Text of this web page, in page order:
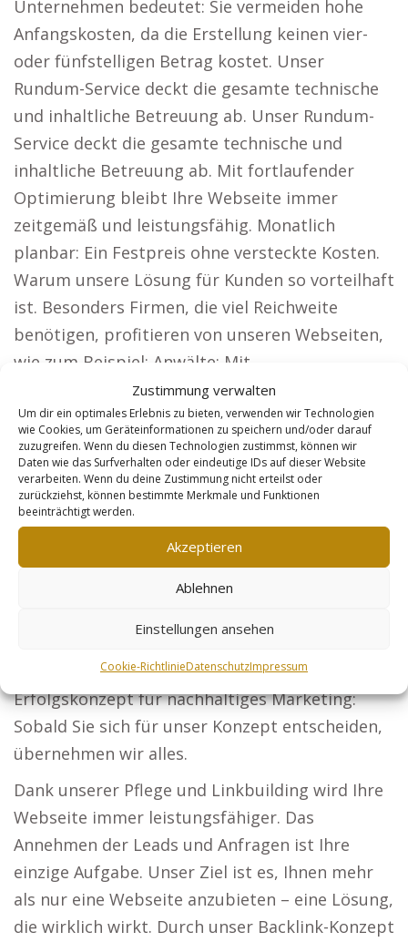
Zustimmung verwalten
Um dir ein optimales Erlebnis zu bieten, verwenden wir Technologien
wie Cookies, um Geräteinformationen zu speichern und/oder darauf
zuzugreifen. Wenn du diesen Technologien zustimmst, können wir
Daten wie das Surfverhalten oder eindeutige IDs auf dieser Website
verarbeiten. Wenn du deine Zustimmung nicht erteilst oder
zurückziehst, können bestimmte Merkmale und Funktionen
beeinträchtigt werden.
Akzeptieren
Ablehnen
Einstellungen ansehen
Cookie-RichtlinieDatenschutzImpressum
Unternehmen bedeutet: Sie vermeiden hohe
Anfangskosten, da die Erstellung keinen vier-
oder fünfstelligen Betrag kostet. Unser
Rundum-Service deckt die gesamte technische
und inhaltliche Betreuung ab. Unser Rundum-
Service deckt die gesamte technische und
inhaltliche Betreuung ab. Mit fortlaufender
Optimierung bleibt Ihre Webseite immer
zeitgemäß und leistungsfähig. Monatlich
planbar: Ein Festpreis ohne versteckte Kosten.
Warum unsere Lösung für Kunden so vorteilhaft
ist. Besonders Firmen, die viel Reichweite
benötigen, profitieren von unseren Webseiten,
wie zum Beispiel: Anwälte: Mit
deutschlandweiter Sichtbarkeit gewinnen Sie
Mandanten und erweitern Ihre Klientel.
Architekten: Präsentieren Sie Ihre Entwürfe und
überzeugen Sie Bauherren.
Steuerberater: Erreichen Sie Unternehmen und
Privatpersonen mit Ihren steuerlichen Services.
Sicherheitsdienste: Überzeugen Sie
Unternehmen und Events, dass Ihre Lösungen
Maximieren Sie Ihre Reichweite durch
verbesserte Produktpräsentationen. Ihr
Erfolgskonzept für nachhaltiges Marketing:
Sobald Sie sich für unser Konzept entscheiden,
übernehmen wir alles.
Dank unserer Pflege und Linkbuilding wird Ihre
Webseite immer leistungsfähiger. Das
Annehmen der Leads und Anfragen ist Ihre
einzige Aufgabe. Unser Ziel ist es, Ihnen mehr
als nur eine Webseite anzubieten – eine Lösung,
die wirklich wirkt. Durch unser Backlink-Konzept